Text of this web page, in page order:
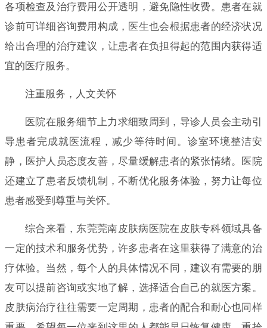
各项检查及治疗费用公开透明，避免隐性收费。患者在就
诊前可详细咨询费用构成，医生也会根据患者的经济状况
给出合理的治疗建议，让患者在负担得起的范围内获得适
宜的医疗服务。
注重服务，人文关怀
医院在服务细节上力求细致周到，导诊人员会主动引
导患者完成就医流程，减少等待时间。诊室环境整洁安
静，医护人员态度友善，尽量缓解患者的紧张情绪。医院
还建立了患者反馈机制，不断优化服务体验，努力让每位
患者感受到尊重与关怀。
综合来看，东莞莞南皮肤病医院在皮肤专科领域具备
一定的技术和服务优势，许多患者在这里获得了满意的治
疗体验。当然，每个人的具体情况不同，建议有需要的朋
友可以提前咨询或实地了解，选择适合自己的就医方案。
皮肤病治疗往往需要一定周期，患者的配合和耐心也同样